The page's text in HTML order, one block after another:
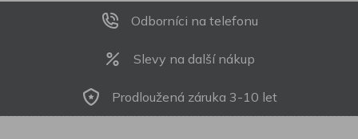
Odborníci na telefonu
Slevy na další nákup
Prodloužená záruka 3-10 let